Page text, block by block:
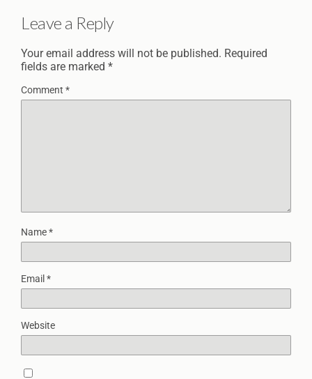
Leave a Reply
Your email address will not be published. Required
fields are marked *
Comment *
Name*
Email *
Website